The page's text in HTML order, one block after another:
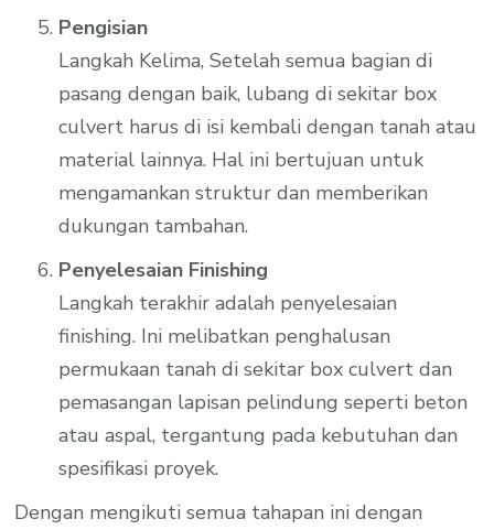
Pengisian
Langkah Kelima, Setelah semua bagian di
pasang dengan baik, lubang di sekitar box
culvert harus di isi kembali dengan tanah atau
material lainnya. Hal ini bertujuan untuk
mengamankan struktur dan memberikan
dukungan tambahan.
Penyelesaian Finishing
Langkah terakhir adalah penyelesaian
finishing. Ini melibatkan penghalusan
permukaan tanah di sekitar box culvert dan
pemasangan lapisan pelindung seperti beton
atau aspal, tergantung pada kebutuhan dan
spesifikasi proyek.
Dengan mengikuti semua tahapan ini dengan